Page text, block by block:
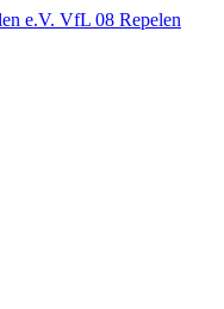
VfL 08 Repelen